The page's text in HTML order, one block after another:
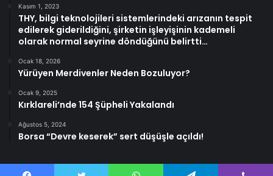
Kasım 1, 2023
THY, bilgi teknolojileri sistemlerindeki arızanın tespit
edilerek giderildiğini, şirketin işleyişinin kademeli
olarak normal seyrine döndüğünü belirtti…
Ocak 18, 2026
Yürüyen Merdivenler Neden Bozuluyor?
Ocak 9, 2025
Kırklareli’nde 154 Şüpheli Yakalandı
Ağustos 5, 2024
Borsa “Devre keserek” sert düşüşle açıldı!